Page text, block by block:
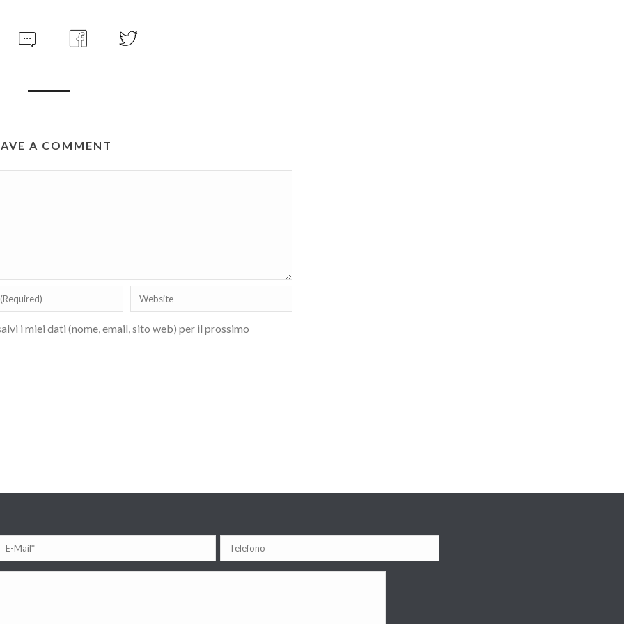
A COMMENT
i miei dati (nome, email, sito web) per il prossimo